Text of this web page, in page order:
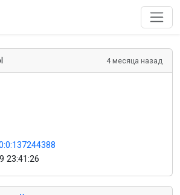
4 месяца назад
23:41:26